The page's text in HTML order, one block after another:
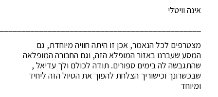
אינה וויטלי
מצטרפים לכל הנאמר, אכן זו היתה חוויה מיוחדת, גם
המסע שעברנו באזור המופלא הזה, וגם החבורה המופלאה
שהתגבשה לה בימים ספורים. תודה לכולם ולך עדיאל ,
שבכשרונך וכישוריך הצלחת להפוך את הטיול הזה ליחיד
ומיוחד